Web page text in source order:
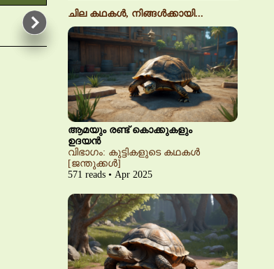
ചില കഥകൾ, നിങ്ങൾക്കായി...
ആമയും രണ്ട് കൊക്കുകളും
ഉദയൻ
വിഭാഗം: കുട്ടികളുടെ കഥകൾ
[ജന്തുക്കൾ]
571 reads • Apr 2025